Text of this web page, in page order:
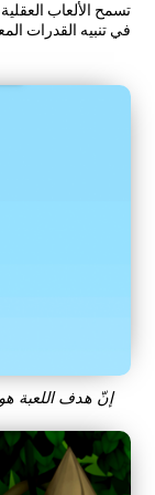
تسمح الألعاب
في تنبيه القدرات
إنّ هدف اللعبة